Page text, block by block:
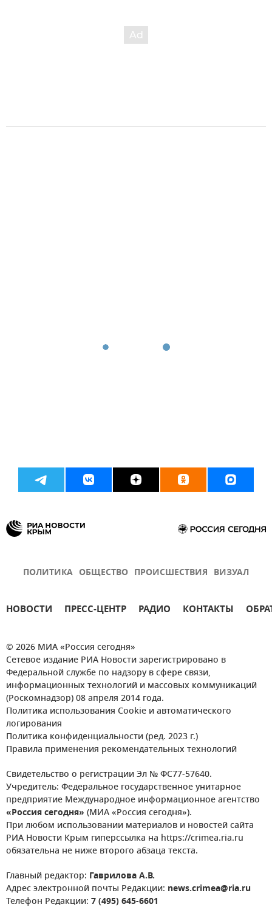
ПОЛИТИКА ОБЩЕСТВО ПРОИСШЕСТВИЯ ВИЗУАЛ
НОВОСТИ ПРЕСС-ЦЕНТР РАДИО КОНТАКТЫ
© 2026 МИА «Россия сегодня»
Сетевое издание РИА Новости зарегистрировано в
Федеральной службе по надзору в сфере связи,
информационных технологий и массовых коммуникаций
(Роскомнадзор) 08 апреля 2014 года.
Политика использования Cookie и автоматического
логирования
Политика конфиденциальности (ред. 2023 г.)
Правила применения рекомендательных технологий
Свидетельство о регистрации Эл № ФС77-57640.
Учредитель: Федеральное государственное унитарное
предприятие Международное информационное агентство
«Россия сегодня» (МИА «Россия сегодня»).
При любом использовании материалов и новостей сайта
РИА Новости Крым гиперссылка на https://crimea.ria.ru
обязательна не ниже второго абзаца текста.
Главный редактор: Гаврилова А.В.
Адрес электронной почты Редакции: news.crimea@ria.ru
Телефон Редакции: 7 (495) 645-6601